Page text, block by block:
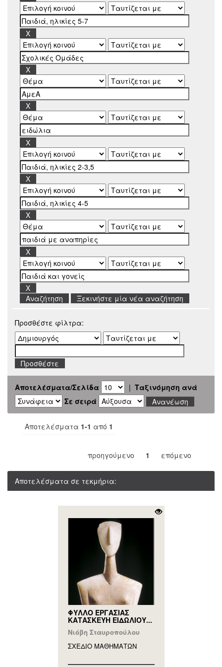
Ξεκινήστε μία νέα αναζήτηση
Προσθέστε φίλτρα:
Αποτελέσματα/Σελίδα | Ταξινόμηση ανά
Σε σειρά
Αποτελέσματα 1-1 από 1
προηγούμενο 1 επόμενο
Αποτελέσματα σε τεκμήρια:
ΦΥΛΛΟ ΕΡΓΑΣΙΑΣ
ΚΑΤΑΣΚΕΥΗ ΕΙΔΩΛΙΟΥ...
Νιόβη Σταυροπούλου
ΣΧΕΔΙΟ ΜΑΘΗΜAΤΩΝ